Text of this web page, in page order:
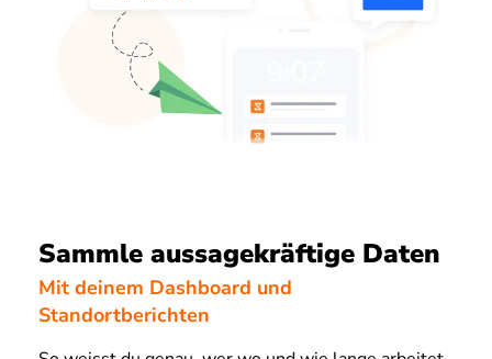
Sammle aussagekräftige Daten
Mit deinem Dashboard und
Standortberichten